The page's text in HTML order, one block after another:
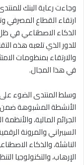
وجاءت رعاية البنك
ارتقاء القطاع المصرفي
الذكاء الاصطناعي في
للدور الذي تلعبه هذه
والارتقاء بمنظومات
في هذا المجال.
وسلط المنتدى الضوء
الأنشطة المشبوهة
الجرائم المالية،
السيبراني والمرونة
الناشئة، والذكاء
الإرهاب، والتكنولوجيا